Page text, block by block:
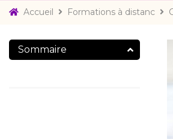
Accueil Formations à distanc
Sommaire